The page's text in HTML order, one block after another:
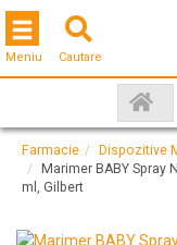
Cautare
Toggle navigation
Meniu
Farmacie
Dispozitive
Marimer BABY
ml, Gilbert